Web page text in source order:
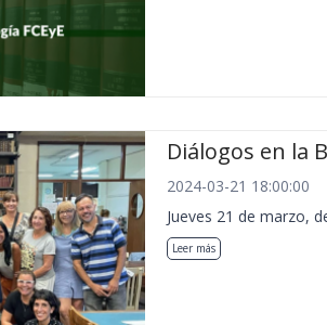
Diálogos en la
2024-03-21 18:00:00
Jueves 21 de marzo,
Leer más